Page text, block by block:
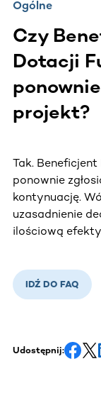
Ogólne
Czy
Dotacji
projekt?
Tak.
ponownie
kontynuację.
uzasadnienie
ilościową
IDŹ DO FAQ
Udostępnij: